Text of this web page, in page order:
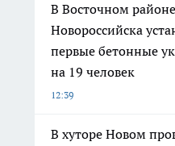
В Восточном районе
Новороссийска
первые бетонные
на 19 человек
12:39
В хуторе Новом